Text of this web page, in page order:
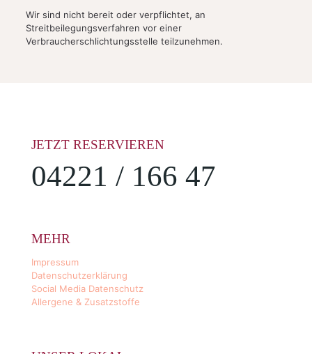
Wir sind nicht bereit oder verpflichtet, an
Streitbeilegungsverfahren vor einer
Verbraucherschlichtungsstelle teilzunehmen.
JETZT RESERVIEREN
04221 / 166 47
MEHR
Impressum
Datenschutzerklärung
Social Media Datenschutz
Allergene & Zusatzstoffe